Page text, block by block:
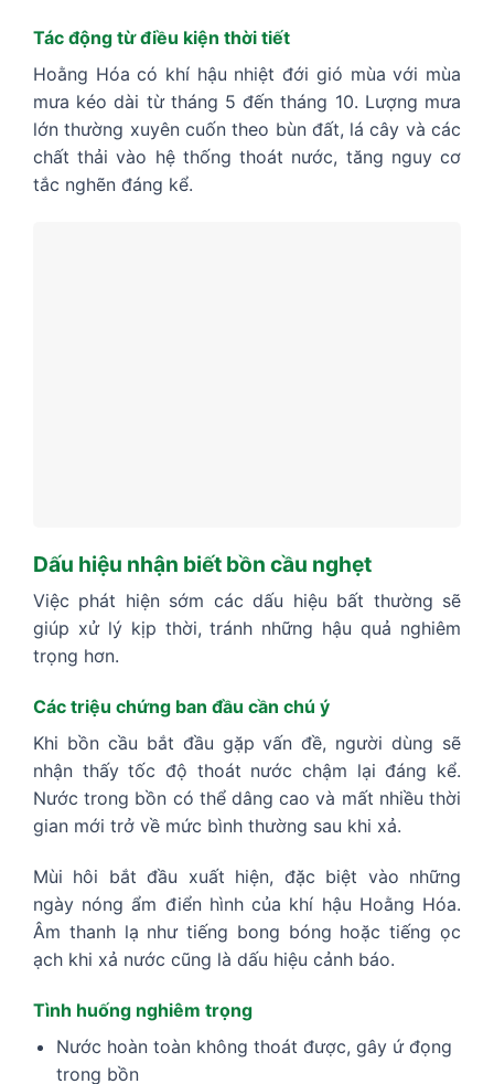
Tác động từ điều kiện thời tiết
Hoằng Hóa có khí hậu nhiệt đới gió mùa với mùa
mưa kéo dài từ tháng 5 đến tháng 10. Lượng mưa
lớn thường xuyên cuốn theo bùn đất, lá cây và các
chất thải vào hệ thống thoát nước, tăng nguy cơ
tắc nghẽn đáng kể.
Dấu hiệu nhận biết bồn cầu nghẹt
Việc phát hiện sớm các dấu hiệu bất thường sẽ
giúp xử lý kịp thời, tránh những hậu quả nghiêm
trọng hơn.
Các triệu chứng ban đầu cần chú ý
Khi bồn cầu bắt đầu gặp vấn đề, người dùng sẽ
nhận thấy tốc độ thoát nước chậm lại đáng kể.
Nước trong bồn có thể dâng cao và mất nhiều thời
gian mới trở về mức bình thường sau khi xả.
Mùi hôi bắt đầu xuất hiện, đặc biệt vào những
ngày nóng ẩm điển hình của khí hậu Hoằng Hóa.
Âm thanh lạ như tiếng bong bóng hoặc tiếng ọc
ạch khi xả nước cũng là dấu hiệu cảnh báo.
Tình huống nghiêm trọng
Nước hoàn toàn không thoát được, gây ứ đọng
trong bồn